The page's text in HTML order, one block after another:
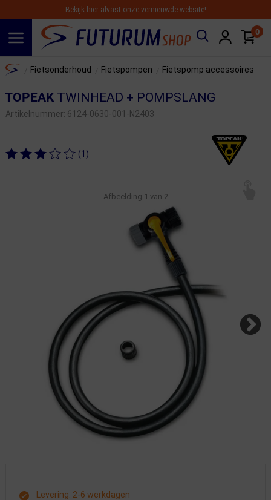
Bekijk hier alvast onze vernieuwde website!
0
Home Fietsonderhoud Fietspompen Fietspomp accessoires
TOPEAKTWINHEAD + POMPSLANG
Artikelnummer: 6124-0630-001-N2403
(1)
Afbeelding 1 van 2
Levering: 2-6 werkdagen